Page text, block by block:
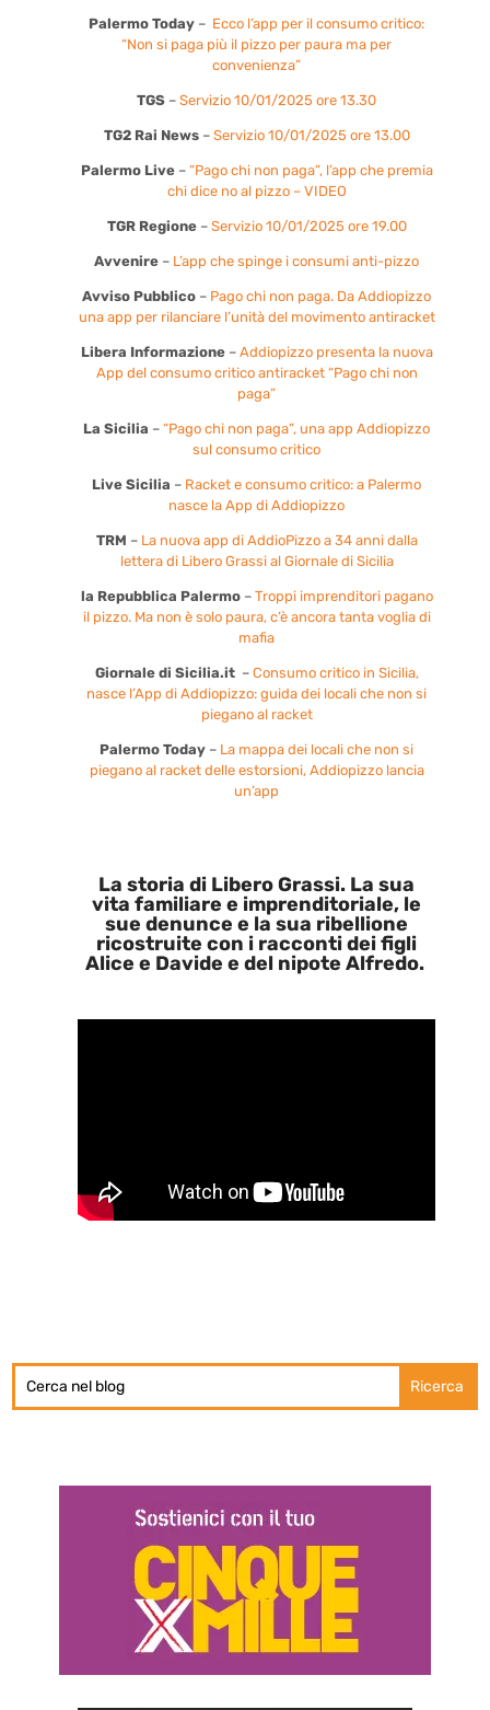
Palermo Today – Ecco l’app per il consumo critico:
“Non si paga più il pizzo per paura ma per
convenienza”
TGS – Servizio 10/01/2025 ore 13.30
TG2 Rai News – Servizio 10/01/2025 ore 13.00
Palermo Live– “Pago chi non paga”, l’app che premia
chi dice no al pizzo – VIDEO
TGR Regione – Servizio 10/01/2025 ore 19.00
Avvenire – L’app che spinge i consumi anti-pizzo
Avviso Pubblico – Pago chi non paga. Da Addiopizzo
una app per rilanciare l’unità del movimento antiracket
Libera Informazione– Addiopizzo presenta la nuova
App del consumo critico antiracket “Pago chi non
paga”
La Sicilia – “Pago chi non paga”, una app Addiopizzo
sul consumo critico
Live Sicilia – Racket e consumo critico: a Palermo
nasce la App di Addiopizzo
TRM – La nuova app di AddioPizzo a 34 anni dalla
lettera di Libero Grassi al Giornale di Sicilia
la Repubblica Palermo– Troppi imprenditori pagano
il pizzo. Ma non è solo paura, c’è ancora tanta voglia di
mafia
Giornale di Sicilia.it – Consumo critico in Sicilia,
nasce l’App di Addiopizzo: guida dei locali che non si
piegano al racket
Palermo Today – La mappa dei locali che non si
piegano al racket delle estorsioni, Addiopizzo lancia
un’app
La storia di Libero Grassi. La sua
vita familiare e imprenditoriale, le
sue denunce e la sua ribellione
ricostruite con i racconti dei figli
Alice e Davide e del nipote Alfredo.